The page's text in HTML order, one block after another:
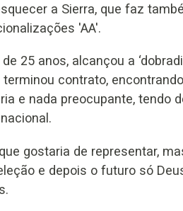
a Sierra, que faz
'AA'.
25 anos, alcançou a
contrato,
e nada preocupante, tendo
gostaria de representar,
e depois o futuro só